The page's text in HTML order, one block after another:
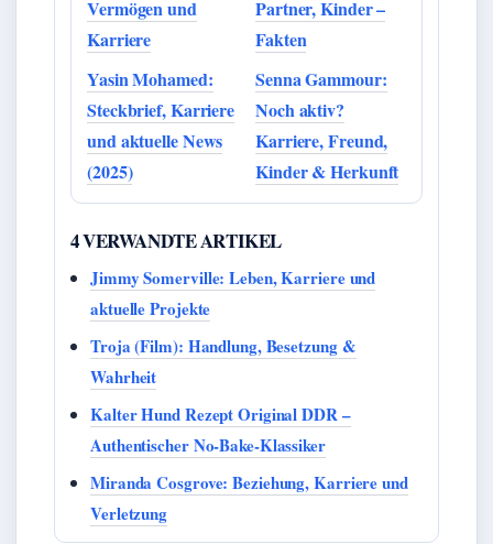
Vermögen und
Karriere
Partner, Kinder –
Fakten
Yasin Mohamed:
Steckbrief, Karriere
und aktuelle News
(2025)
Senna Gammour:
Noch aktiv?
Karriere, Freund,
Kinder & Herkunft
4 VERWANDTE ARTIKEL
Jimmy Somerville: Leben, Karriere und
aktuelle Projekte
Troja (Film): Handlung, Besetzung &
Wahrheit
Kalter Hund Rezept Original DDR –
Authentischer No-Bake-Klassiker
Miranda Cosgrove: Beziehung, Karriere und
Verletzung